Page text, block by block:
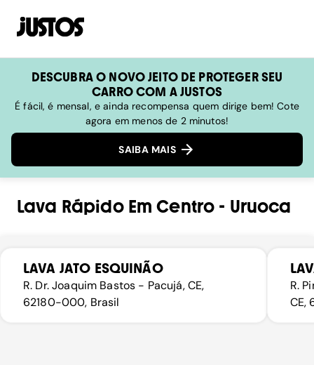
DESCUBRA O NOVO JEITO DE PROTEGER SEU
CARRO COM A JUSTOS
É fácil, é mensal, e ainda recompensa quem dirige bem! Cote
agora em menos de 2 minutos!
SAIBA MAIS
Lava RápidoEmCentro - Uruoca
LAVA JATO ESQUINÃO
R. Dr. Joaquim Bastos - Pacujá, CE,
62180-000, Brasil
R.
CE,